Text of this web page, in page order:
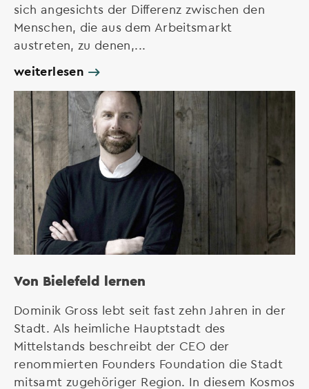
sich angesichts der Differenz zwischen den
Menschen, die aus dem Arbeitsmarkt
austreten, zu denen,...
weiterlesen
Von Bielefeld lernen
Dominik Gross lebt seit fast zehn Jahren in der
Stadt. Als heimliche Hauptstadt des
Mittelstands beschreibt der CEO der
renommierten Founders Foundation die Stadt
mitsamt zugehöriger Region. In diesem Kosmos